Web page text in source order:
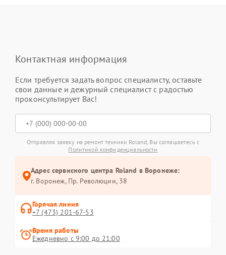
Контактная информация
Если требуется задать вопрос специалисту, оставьте
свои данные и дежурный специалист с радостью
проконсультирует Вас!
Отправляя заявку на ремонт техники Roland, Вы соглашаетесь с
Политикой конфиденциальности
Адрес сервисного центра Roland в Воронеже:
г. Воронеж, Пр. Революции, 38
Горячая линия
+7 (473) 201-67-53
Время работы
Ежедневно с 9:00 до 21:00